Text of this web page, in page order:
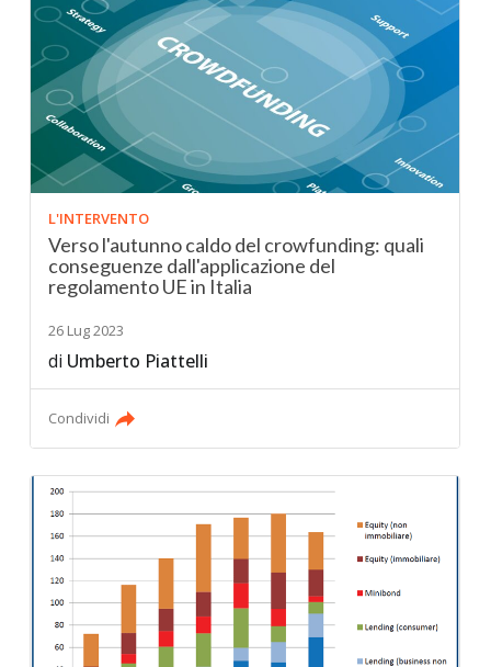
L'INTERVENTO
Verso l'autunno caldo del crowfunding: quali
conseguenze dall'applicazione del
regolamento UE in Italia
26 Lug 2023
di Umberto Piattelli
Condividi